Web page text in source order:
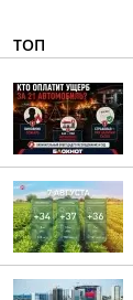
ТОП